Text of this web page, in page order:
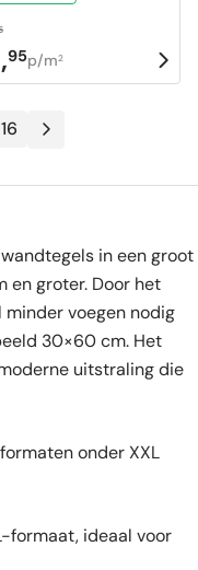
95p/m2
16
in een groot
en groter. Door het
voegen nodig
30×60 cm. Het
uitstraling die
onder XXL
formaat, ideaal voor